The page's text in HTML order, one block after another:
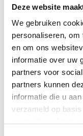
Deze website
We gebruiken
personaliseren,
en om ons
informatie over uw
partners voor
partners kunnen
informatie die u
verzameld op